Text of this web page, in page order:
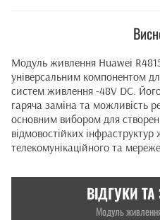
Модуль живлення Huawei
універсальним компонентом
систем живлення -48V DC.
гаряча заміна та можливість
основним вибором для
відмовостійких
телекомунікаційного та
ВІДГУКИ
Модуль